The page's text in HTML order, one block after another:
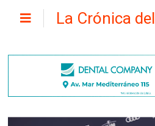
La Crónica del